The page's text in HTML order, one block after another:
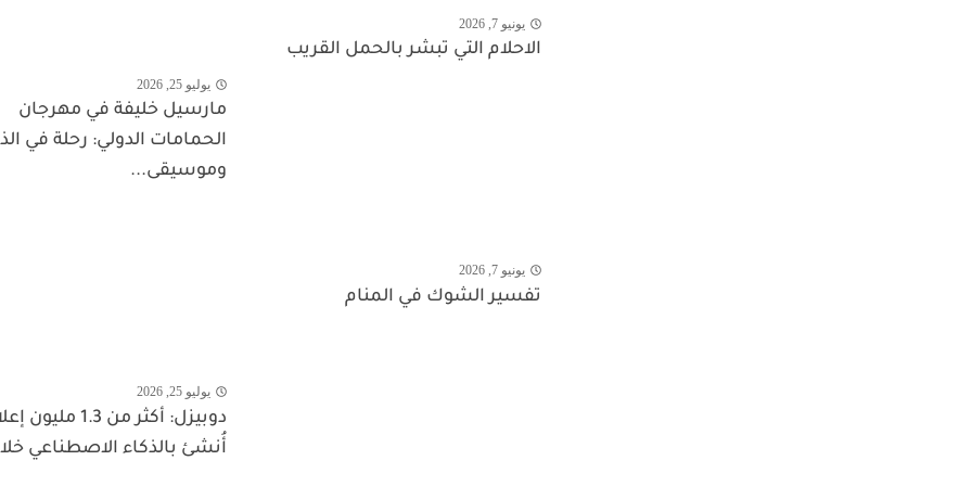
يونيو 7, 2026
الاحلام التي تبشر بالحمل القريب
يونيو 7, 2026
تفسير الشوك في المنام
يوليو 25, 2026
مارسيل خليفة في مهرجان
الحمامات الدولي: رحلة في
وموسيقى...
يوليو 25, 2026
دوبيزل: أكثر من 1.3
أُنشئ بالذكاء الاصطناعي